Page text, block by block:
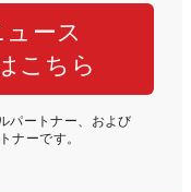
ース
こちら
パートナー、および
ナーです。